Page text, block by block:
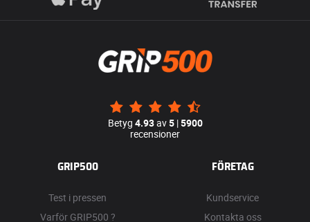
Betyg 4.93av5|5900
recensioner
GRIP500
Test i pressen
Varför GRIP500 ?
FÖRETAG
Kundservice
Kontakta oss